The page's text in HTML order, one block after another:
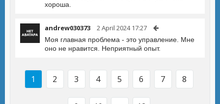
хороша.
andrew030373 2 April 2024 17:27
Моя главная проблема - это управление. Мне
оно не нравится. Неприятный опыт.
1 2 3 4 5 6 7 8